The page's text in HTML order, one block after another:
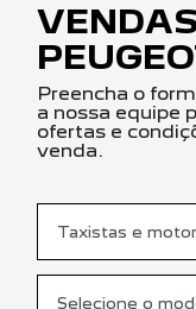
Preencha o
a nossa equipe
ofertas e
venda.